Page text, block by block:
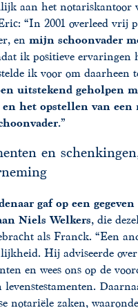
aan het notariskantoor
“In 2001 overleed vrij
en mijn schoonvader
ik positieve ervaringen
ik voor om daarheen
uitstekend geholpen
het opstellen van een
”
en
gaf op een
Niels Welkers, die
als Franck. “Een
Hij adviseerde
en wees ons op de
levenstestamenten.
notariële zaken,